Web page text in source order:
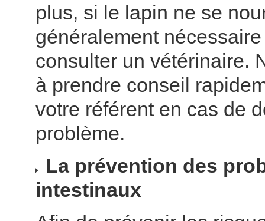
plus, si le lapin ne se
généralement nécessaire
consulter un vétérinaire.
à prendre conseil
votre référent en cas de
problème.
La prévention des
intestinaux